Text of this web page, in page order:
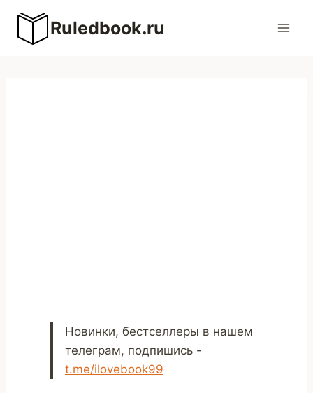
Перейти
содержимому
Ruledbook.ru
Новинки, бестселлеры в нашем
телеграм, подпишись -
t.me/ilovebook99